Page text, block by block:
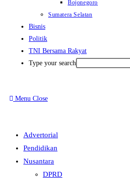
Bojonegoro
Sumatera Selatan
Bisnis
Politik
TNI Bersama Rakyat
Type your search
Menu Close
Advertorial
Pendidikan
Nusantara
DPRD